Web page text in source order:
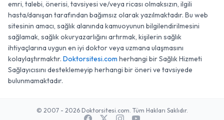
emri, talebi, önerisi, tavsiyesi ve/veya ricası olmaksızın, ilgili
hasta/danışan tarafından bağımsız olarak yazılmaktadır. Bu web
sitesinin amacı, sağlık alanında kamuoyunun bilgilendirilmesini
sağlamak, sağlık okuryazarlığını artırmak, kişilerin sağlık
ihtiyaçlarına uygun en iyi doktor veya uzmana ulaşmasını
kolaylaştırmaktır. Doktorsitesi.com herhangi bir Sağlık Hizmeti
Sağlayıcısını desteklemeyip herhangi bir öneri ve tavsiyede
bulunmamaktadır.
© 2007 - 2026 Doktorsitesi.com. Tüm Hakları Saklıdır.